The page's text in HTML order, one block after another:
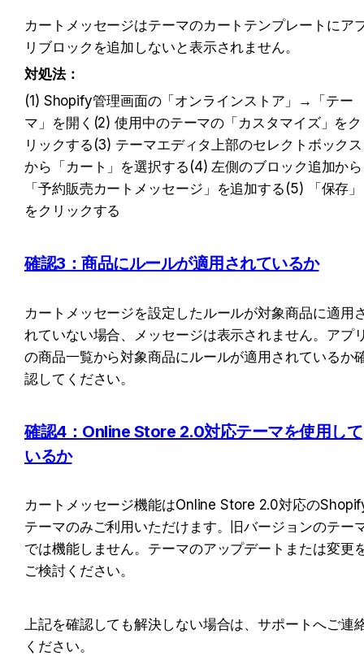
カートメッセージはテーマのカートテンプレートにア
リブロックを追加しないと表示されません。
対処法：
(1) Shopify管理画面の「オンラインストア」→「テー
マ」を開く(2) 使用中のテーマの「カスタマイズ」をク
リックする(3) テーマエディタ上部のセレクトボックス
から「カート」を選択する(4) 左側のブロック追加から
「予約販売カートメッセージ」を追加する(5) 「保存」
をクリックする
確認3：商品にルールが適用されているか
カートメッセージを設定したルールが対象商品に適用
れていない場合、メッセージは表示されません。アプ
の商品一覧から対象商品にルールが適用されているか
認してください。
確認4：Online Store 2.0対応テーマを使用して
いるか
カートメッセージ機能はOnline Store 2.0対応の
テーマのみご利用いただけます。旧バージョンのテー
では機能しません。テーマのアップデートまたは変更
ご検討ください。
上記を確認しても解決しない場合は、サポートへご連
ください。